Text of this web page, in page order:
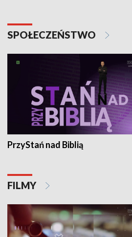
SPOŁECZEŃSTWO
PrzyStań nad Biblią
FILMY